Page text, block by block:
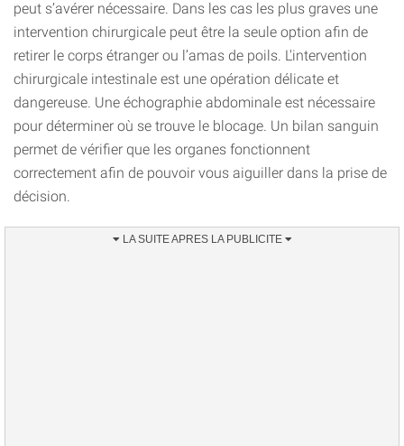
peut s’avérer nécessaire. Dans les cas les plus graves une
intervention chirurgicale peut être la seule option afin de
retirer le corps étranger ou l’amas de poils. L'intervention
chirurgicale intestinale est une opération délicate et
dangereuse. Une échographie abdominale est nécessaire
pour déterminer où se trouve le blocage. Un bilan sanguin
permet de vérifier que les organes fonctionnent
correctement afin de pouvoir vous aiguiller dans la prise de
décision.